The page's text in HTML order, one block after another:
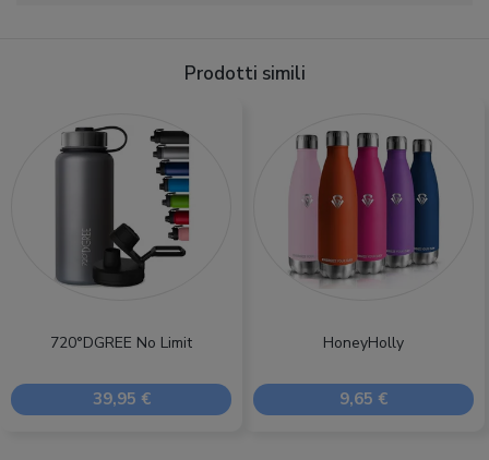
Prodotti simili
720°DGREE No Limit
39,95 €
HoneyHolly
9,65 €